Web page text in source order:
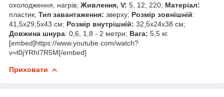
охолодження, нагрів; Живлення, V: 5, 12, 220; Матеріал:
пластик; Тип завантаження: зверху; Розмір зовнішній:
41,5x29,5x43 см; Розмір внутрішній: 32,5x24x38 см;
Довжина шнура: 0,6, 1,8 - 2 метри; Вага: 5,5 кг.
[embed]https://www.youtube.com/watch?
v=t0jYRhI7R5M[/embed]
Приховати